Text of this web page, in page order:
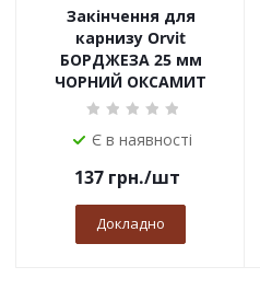
Закінчення для
карнизу Orvit
БОРДЖЕЗА 25 мм
ЧОРНИЙ ОКСАМИТ
Є в наявності
137грн./шт
Докладно